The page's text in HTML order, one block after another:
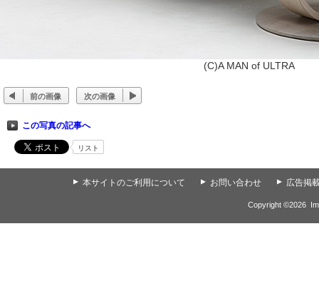
(C)A MAN of ULTRA
前の画像 次の画像
この写真の記事へ
リスト
▲ 本サイトのご利用について ▲ お問い合わせ ▲ 広告掲
Copyright ©2026